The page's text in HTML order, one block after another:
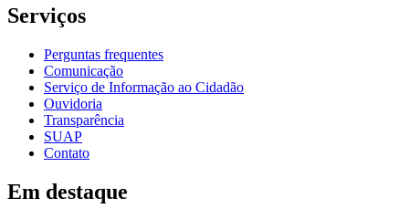
Serviços
Perguntas frequentes
Comunicação
Serviço de Informação ao Cidadão
Ouvidoria
Transparência
SUAP
Contato
Em destaque